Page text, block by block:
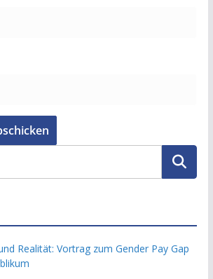
Realität: Vortrag zum Gender Pay Gap